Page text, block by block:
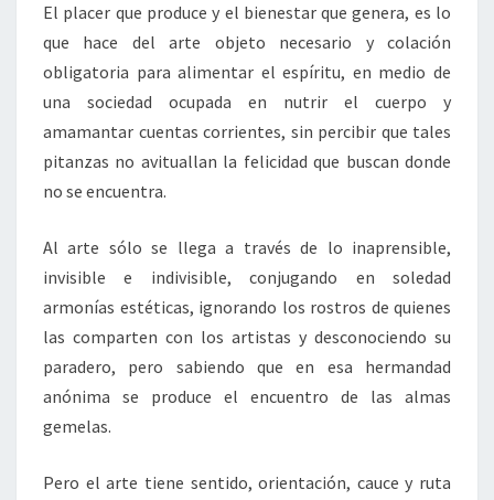
El placer que produce y el bienestar que genera, es lo
que hace del arte objeto necesario y colación
obligatoria para alimentar el espíritu, en medio de
una sociedad ocupada en nutrir el cuerpo y
amamantar cuentas corrientes, sin percibir que tales
pitanzas no avituallan la felicidad que buscan donde
no se encuentra.
Al arte sólo se llega a través de lo inaprensible,
invisible e indivisible, conjugando en soledad
armonías estéticas, ignorando los rostros de quienes
las comparten con los artistas y desconociendo su
paradero, pero sabiendo que en esa hermandad
anónima se produce el encuentro de las almas
gemelas.
Pero el arte tiene sentido, orientación, cauce y ruta